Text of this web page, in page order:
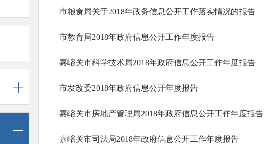
市粮食局关于2018年政务信息公开工作落实情况的报告
市教育局2018年政府信息公开工作年度报告
嘉峪关市科学技术局2018年政府信息公开工作年度报告
市发改委2018年政府信息公开年度报告
嘉峪关市房地产管理局2018年政府信息公开工作年度报告
嘉峪关市司法局2018年政府信息公开工作年度报告